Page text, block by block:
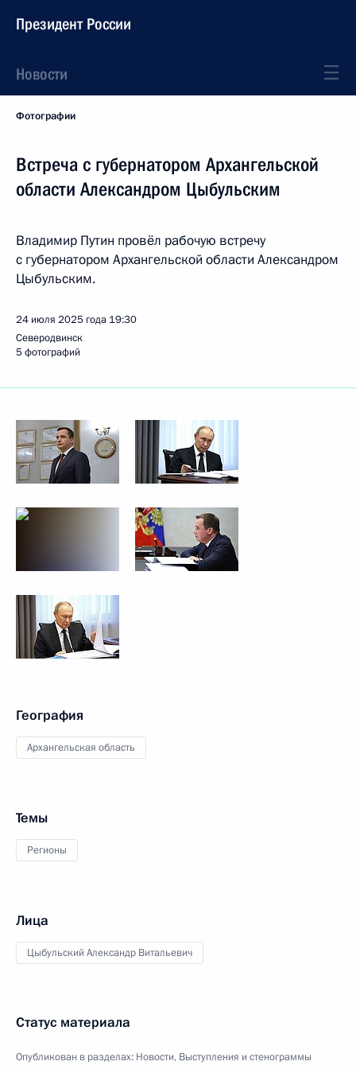
Президент России
Новости
Фотографии
Встреча с губернатором Архангельской
области Александром Цыбульским
Владимир Путин провёл рабочую встречу
с губернатором Архангельской области Александром
Цыбульским.
24 июля 2025 года 19:30
Северодвинск
5 фотографий
География
Архангельская область
Темы
Регионы
Лица
Цыбульский Александр Витальевич
Статус материала
Опубликован в разделах: Новости, Выступления и стенограммы